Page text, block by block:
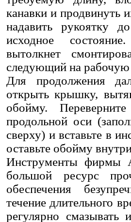
канавки и продвинуть
надавить рукоятку
исходное
вытолкнет
следующий на
Для продолжения
открыть крышку,
обойму.
продольной оси
сверху) и вставьте в
оставьте обойму
Инструменты фирмы
большой ре­сурс
обеспечения
течение длительного
регулярно смазывать